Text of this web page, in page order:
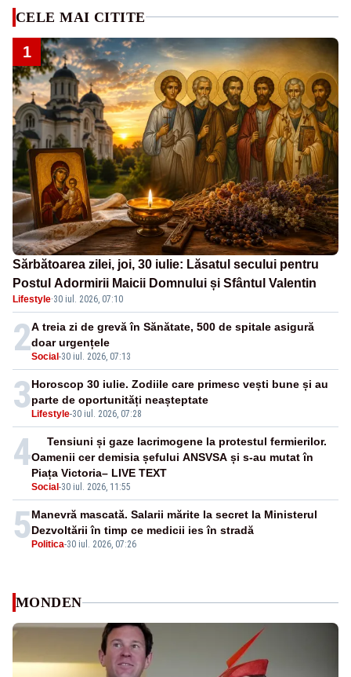
CELE MAI CITITE
1
Sărbătoarea zilei, joi, 30 iulie: Lăsatul secului pentru
Postul Adormirii Maicii Domnului și Sfântul Valentin
Lifestyle·30 iul. 2026, 07:10
2Social -30 iul. 2026, 07:13
A treia zi de grevă în Sănătate, 500 de spitale asigură
doar urgențele
3 Lifestyle-30 iul. 2026, 07:28
Horoscop 30 iulie. Zodiile care primesc vești bune și au
parte de oportunități neașteptate
4
Social -30 iul. 2026, 11:55
Tensiuni și gaze lacrimogene la protestul fermierilor.
Oamenii cer demisia șefului ANSVSA și s-au mutat în
Piața Victoria– LIVE TEXT
5 Politica-30 iul. 2026, 07:26
Manevră mascată. Salarii mărite la secret la Ministerul
Dezvoltării în timp ce medicii ies în stradă
MONDEN